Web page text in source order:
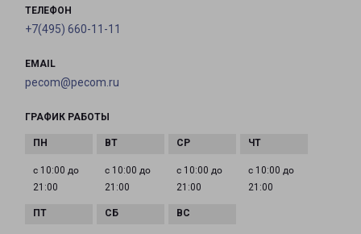
ТЕЛЕФОН
+7(495) 660-11-11
EMAIL
pecom@pecom.ru
ГРАФИК РАБОТЫ
с 10:00 до
21:00
с 10:00 до
21:00
с 10:00 до
21:00
с 10:00 до
21:00